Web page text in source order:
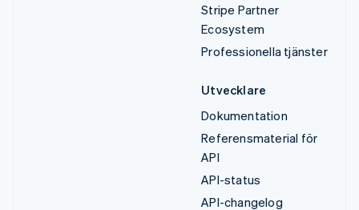
Stripe Partner
Ecosystem
Professionella tjänster
Utvecklare
Dokumentation
Referensmaterial för
API
API-status
API-changelog